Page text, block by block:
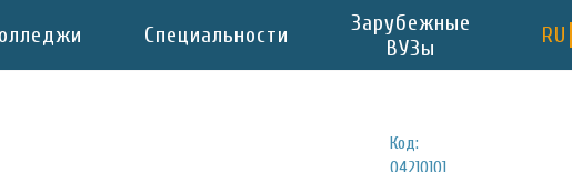
Специальности
Зарубежные
ВУЗы
RU
Код:
04210101